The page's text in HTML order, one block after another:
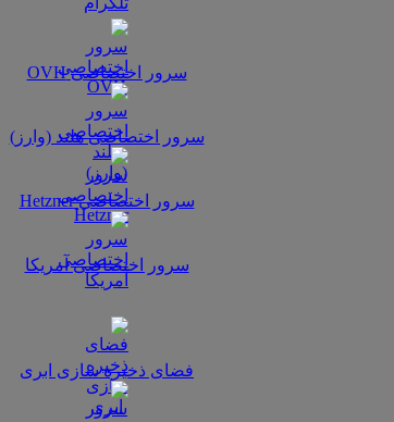
سرور اختصاصی OVH
سرور اختصاصی هلند (وارز)
سرور اختصاصی Hetzner
سرور اختصاصی آمریکا
فضای ذخیره سازی ابری